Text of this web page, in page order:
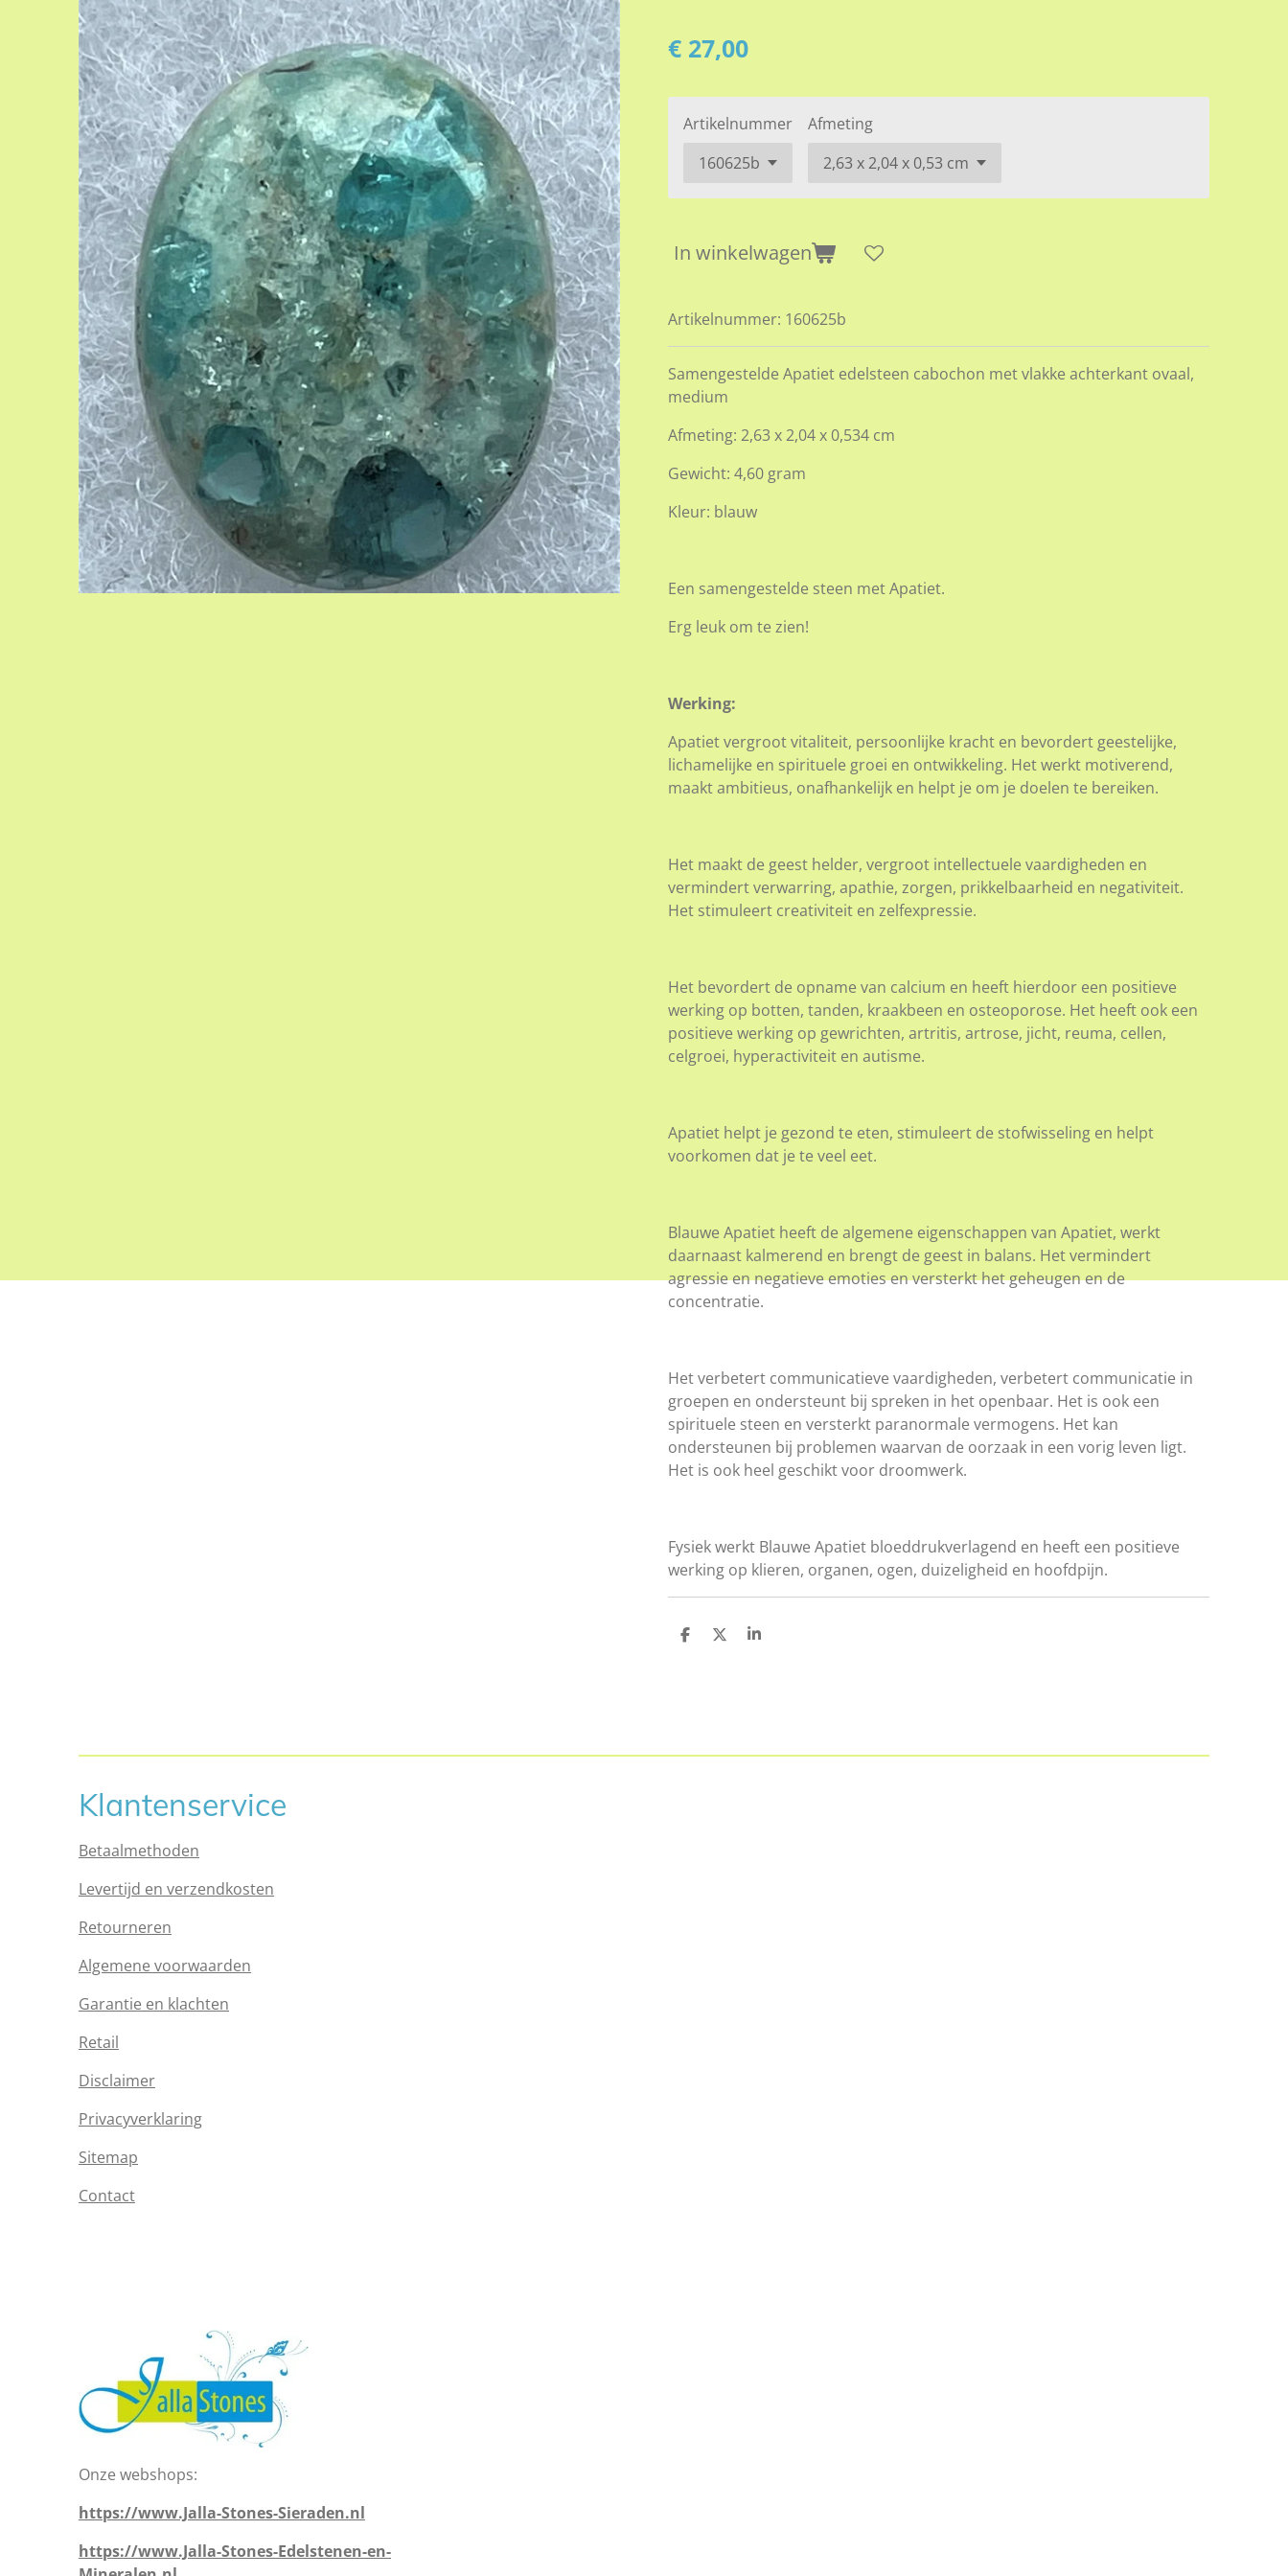
€ 27,00
Artikelnummer Afmeting
In winkelwagen
Artikelnummer: 160625b
Samengestelde Apatiet edelsteen cabochon met vlakke achterkant ovaal,
medium
Afmeting: 2,63 x 2,04 x 0,534 cm
Gewicht: 4,60 gram
Kleur: blauw
Een samengestelde steen met Apatiet.
Erg leuk om te zien!
Werking:
Apatiet vergroot vitaliteit, persoonlijke kracht en bevordert geestelijke,
lichamelijke en spirituele groei en ontwikkeling. Het werkt motiverend,
maakt ambitieus, onafhankelijk en helpt je om je doelen te bereiken.
Het maakt de geest helder, vergroot intellectuele vaardigheden en
vermindert verwarring, apathie, zorgen, prikkelbaarheid en negativiteit.
Het stimuleert creativiteit en zelfexpressie.
Het bevordert de opname van calcium en heeft hierdoor een positieve
werking op botten, tanden, kraakbeen en osteoporose. Het heeft ook een
positieve werking op gewrichten, artritis, artrose, jicht, reuma, cellen,
celgroei, hyperactiviteit en autisme.
Apatiet helpt je gezond te eten, stimuleert de stofwisseling en helpt
voorkomen dat je te veel eet.
Blauwe Apatiet heeft de algemene eigenschappen van Apatiet, werkt
daarnaast kalmerend en brengt de geest in balans. Het vermindert
agressie en negatieve emoties en versterkt het geheugen en de
concentratie.
Het verbetert communicatieve vaardigheden, verbetert communicatie in
groepen en ondersteunt bij spreken in het openbaar. Het is ook een
spirituele steen en versterkt paranormale vermogens. Het kan
ondersteunen bij problemen waarvan de oorzaak in een vorig leven ligt.
Het is ook heel geschikt voor droomwerk.
Fysiek werkt Blauwe Apatiet bloeddrukverlagend en heeft een positieve
werking op klieren, organen, ogen, duizeligheid en hoofdpijn.
D
D
S
Klantenservice
Betaalmethoden
Levertijd en verzendkosten
Retourneren
Algemene voorwaarden
Garantie en klachten
Retail
Disclaimer
Privacyverklaring
Sitemap
Contact
Onze webshops:
https://www.Jalla-Stones-Sieraden.nl
https://www.Jalla-Stones-Edelstenen-en-